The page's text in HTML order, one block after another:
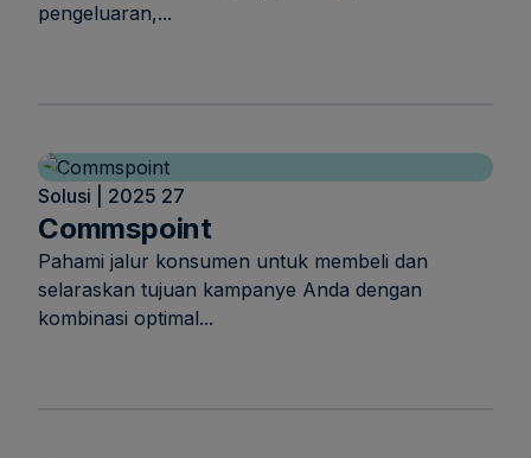
pengeluaran,...
Solusi | 2025 27
Commspoint
Pahami jalur konsumen untuk membeli dan
selaraskan tujuan kampanye Anda dengan
kombinasi optimal...